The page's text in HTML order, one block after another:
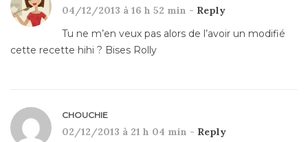
04/12/2013 à 16 h 52 min - Reply
Tu ne m’en veux pas alors de l’avoir un modifié
cette recette hihi ? Bises Rolly
CHOUCHIE
02/12/2013 à 21 h 04 min - Reply